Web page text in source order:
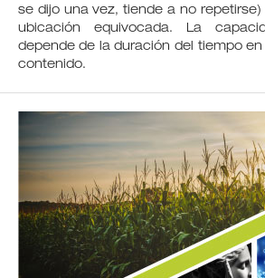
se dijo una vez, tiende a no
ubicación equivocada. La
depende de la duración del tiempo
contenido.